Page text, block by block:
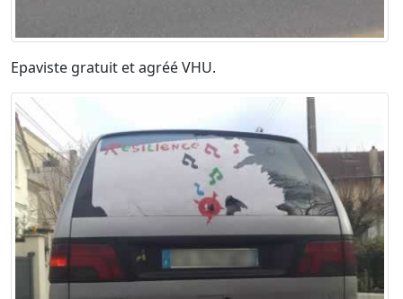
Epaviste gratuit et agréé VHU.